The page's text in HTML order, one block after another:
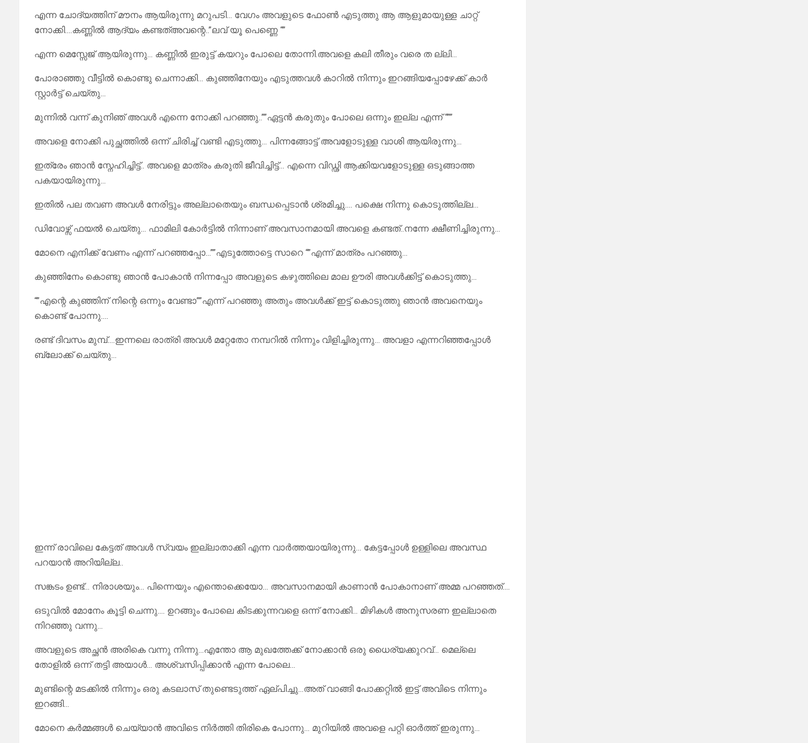
എന്ന ചോദ്യത്തിന് മൗനം ആയിരുന്നു മറുപടി… വേഗം അവളുടെ ഫോൺ എടുത്തു ആ ആളുമായുള്ള ചാറ്റ്
നോക്കി….കണ്ണിൽ ആദ്യം കണ്ടത്അവന്റെ..”ലവ് യൂ പെണ്ണെ “”
എന്ന മെസ്സേജ് ആയിരുന്നു… കണ്ണിൽ ഇരുട്ട് കയറും പോലെ തോന്നി.അവളെ കലി തീരും വരെ ത ല്ലി…
പോരാഞ്ഞു വീട്ടിൽ കൊണ്ടു ചെന്നാക്കി… കുഞ്ഞിനേയും എടുത്തവൾ കാറിൽ നിന്നും ഇറങ്ങിയപ്പോഴേക്ക് കാർ
സ്റ്റാർട്ട്‌ ചെയ്തു…
മുന്നിൽ വന്ന് കുനിഞ് അവൾ എന്നെ നോക്കി പറഞ്ഞു..””ഏട്ടൻ കരുതും പോലെ ഒന്നും ഇല്ല എന്ന് “””
അവളെ നോക്കി പുച്ഛത്തിൽ ഒന്ന് ചിരിച്ച് വണ്ടി എടുത്തു… പിന്നങ്ങോട്ട് അവളോടുള്ള വാശി ആയിരുന്നു…
ഇത്രേം ഞാൻ സ്നേഹിച്ചിട്ട്.. അവളെ മാത്രം കരുതി ജീവിച്ചിട്ട്… എന്നെ വിഡ്ഢി ആക്കിയവളോടുള്ള ഒടുങ്ങാത്ത
പകയായിരുന്നു…
ഇതിൽ പല തവണ അവൾ നേരിട്ടും അല്ലാതെയും ബന്ധപ്പെടാൻ ശ്രമിച്ചു…. പക്ഷെ നിന്നു കൊടുത്തില്ല…
ഡിവോഴ്സ് ഫയൽ ചെയ്തു… ഫാമിലി കോർട്ടിൽ നിന്നാണ് അവസാനമായി അവളെ കണ്ടത്..നന്നേ ക്ഷീണിച്ചിരുന്നു…
മോനെ എനിക്ക് വേണം എന്ന് പറഞ്ഞപ്പോ…””എടുത്തോട്ടെ സാറെ “”എന്ന് മാത്രം പറഞ്ഞു…
കുഞ്ഞിനേം കൊണ്ടു ഞാൻ പോകാൻ നിന്നപ്പോ അവളുടെ കഴുത്തിലെ മാല ഊരി അവൾക്കിട്ട് കൊടുത്തു…
“”എന്റെ കുഞ്ഞിന് നിന്റെ ഒന്നും വേണ്ടാ””എന്ന് പറഞ്ഞു അതും അവൾക്ക് ഇട്ട് കൊടുത്തു ഞാൻ അവനെയും
കൊണ്ട് പോന്നു….
രണ്ട് ദിവസം മുമ്പ്….ഇന്നലെ രാത്രി അവൾ മറ്റേതോ നമ്പറിൽ നിന്നും വിളിച്ചിരുന്നു… അവളാ എന്നറിഞ്ഞപ്പോൾ
ബ്ലോക്ക് ചെയ്‌തു…
ഇന്ന്‌ രാവിലെ കേട്ടത് അവൾ സ്വയം ഇല്ലാതാക്കി എന്ന വാർത്തയായിരുന്നു… കേട്ടപ്പോൾ ഉള്ളിലെ അവസ്ഥ
പറയാൻ അറിയില്ല..
സങ്കടം ഉണ്ട്… നിരാശയും… പിന്നെയും എന്തൊക്കെയോ… അവസാനമായി കാണാൻ പോകാനാണ് അമ്മ പറഞ്ഞത്….
ഒടുവിൽ മോനേം കൂട്ടി ചെന്നു…. ഉറങ്ങും പോലെ കിടക്കുന്നവളെ ഒന്ന് നോക്കി… മിഴികൾ അനുസരണ ഇല്ലാതെ
നിറഞ്ഞു വന്നു…
അവളുടെ അച്ഛൻ അരികെ വന്നു നിന്നു…എന്തോ ആ മുഖത്തേക്ക് നോക്കാൻ ഒരു ധൈര്യക്കുറവ്… മെല്ലെ
തോളിൽ ഒന്ന് തട്ടി അയാൾ… അശ്വസിപ്പിക്കാൻ എന്ന പോലെ…
മുണ്ടിന്റെ മടക്കിൽ നിന്നും ഒരു കടലാസ് തുണ്ടെടുത്ത് ഏല്പിച്ചു…അത് വാങ്ങി പോക്കറ്റിൽ ഇട്ട് അവിടെ നിന്നും
ഇറങ്ങി…
മോനെ കർമ്മങ്ങൾ ചെയ്യാൻ അവിടെ നിർത്തി തിരികെ പോന്നു… മുറിയിൽ അവളെ പറ്റി ഓർത്ത് ഇരുന്നു…